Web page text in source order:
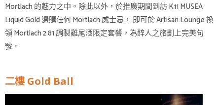
Mortlach 的魅力之中。除此以外，於推廣期間到訪 K11 MUSEA
Liquid Gold 選購任何 Mortlach 威士忌， 即可於 Artisan Lounge 換
領 Mortlach 2.81 調製雞尾酒限定套餐，為醉人之旅劃上完美句
號。
二樓 Gold Ball